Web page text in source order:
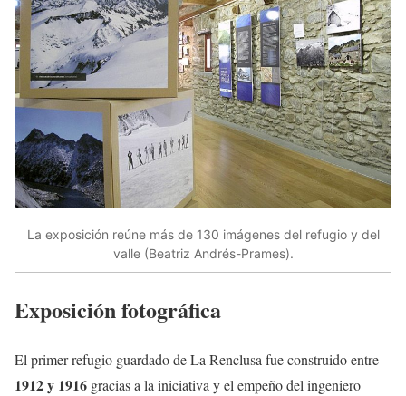
La exposición reúne más de 130 imágenes del refugio y del
valle (Beatriz Andrés-Prames).
Exposición fotográfica
El primer refugio guardado de La Renclusa fue construido entre
1912 y 1916 gracias a la iniciativa y el empeño del ingeniero